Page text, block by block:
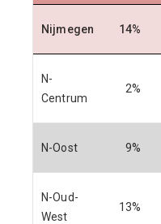
Nijmegen 14%
N-
Centrum
2%
N-Oost 9%
N-Oud-
West
13%